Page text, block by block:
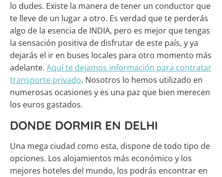
lo dudes. Existe la manera de tener un conductor que
te lleve de un lugar a otro. Es verdad que te perderás
algo de la esencia de INDIA, pero es mejor que tengas
la sensación positiva de disfrutar de este país, y ya
dejarás el ir en buses locales para otro momento más
adelante. Aquí te dejamos información para contratar
transporte privado. Nosotros lo hemos utilizado en
numerosas ocasiones y es una paz que bien merecen
los euros gastados.
DONDE DORMIR EN DELHI
Una mega ciudad como esta, dispone de todo tipo de
opciones. Los alojamientos más económico y los
mejores hoteles del mundo, los podrás encontrar en